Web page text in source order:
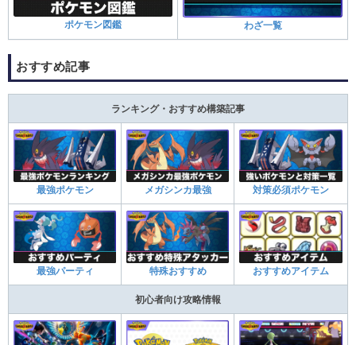
ポケモン図鑑 わざ一覧
おすすめ記事
ランキング・おすすめ構築記事
最強ポケモン メガシンカ最強 対策必須ポケモン
最強パーティ 特殊おすすめ おすすめアイテム
初心者向け攻略情報